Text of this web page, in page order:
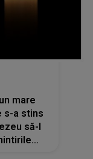
mare
s-a stins
să-l